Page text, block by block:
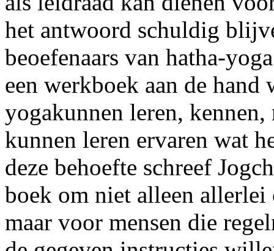
het antwoord schuldig
beoefenaars van hatha-
een werkboek aan de
yogakunnen leren, kennen,
kunnen leren ervaren wat
deze behoefte schreef
boek om niet alleen
maar voor mensen die